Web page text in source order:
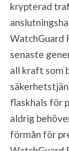
krypterad
WatchGuard
senaste
all kraft som
flaskhals för
aldrig
förmån för